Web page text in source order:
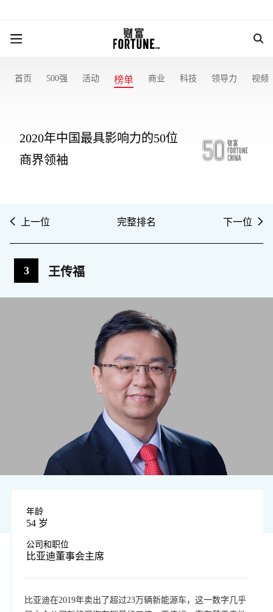
首页 500强 活动 榜单 商业 科技 领导力 视频
2020年中国最具影响力的50位
商界领袖
上一位 完整排名 下一位
3 王传福
年龄
54 岁
公司和职位
比亚迪董事会主席
比亚迪在2019年卖出了超过23万辆新能源车，这一数字几乎